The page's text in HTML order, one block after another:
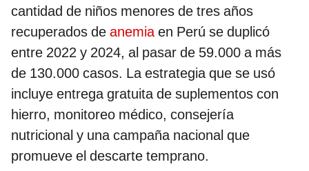
cantidad de niños menores de tres años
recuperados de anemiaen Perú se duplicó
entre 2022 y 2024, al pasar de 59.000 a más
de 130.000 casos. La estrategia que se usó
incluye entrega gratuita de suplementos con
hierro, monitoreo médico, consejería
nutricional y una campaña nacional que
promueve el descarte temprano.